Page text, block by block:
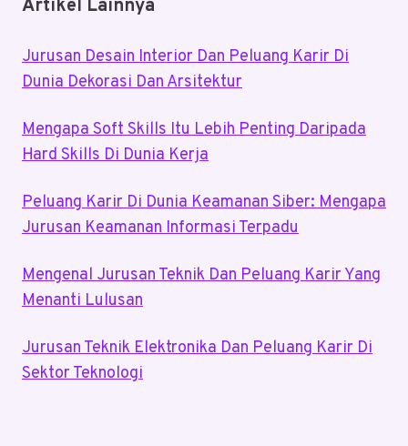
Artikel Lainnya
Jurusan Desain Interior Dan Peluang Karir Di
Dunia Dekorasi Dan Arsitektur
Mengapa Soft Skills Itu Lebih Penting Daripada
Hard Skills Di Dunia Kerja
Peluang Karir Di Dunia Keamanan Siber: Mengapa
Jurusan Keamanan Informasi Terpadu
Mengenal Jurusan Teknik Dan Peluang Karir Yang
Menanti Lulusan
Jurusan Teknik Elektronika Dan Peluang Karir Di
Sektor Teknologi